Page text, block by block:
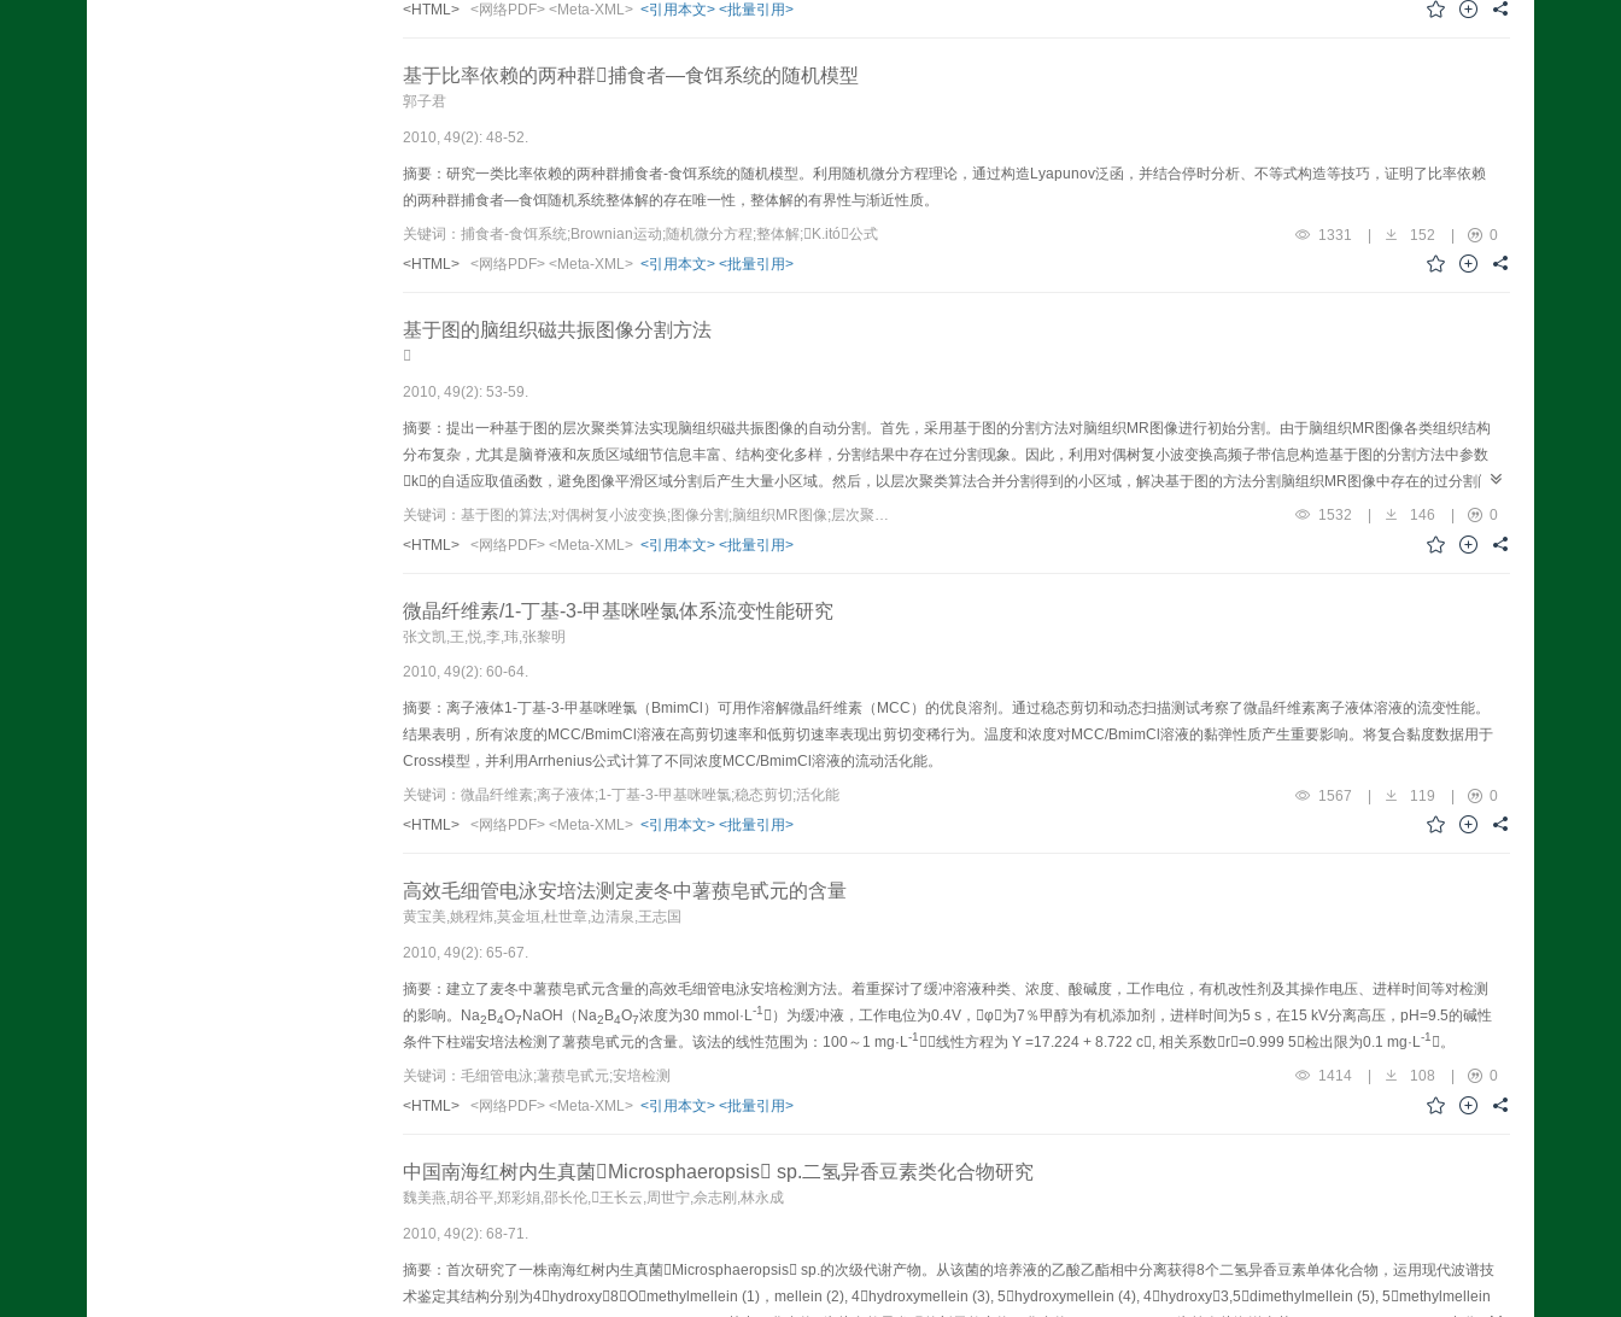
<HTML>
<网络PDF> <Meta-XML> <引用本文> <批量引用>
基于比率依赖的两种群捕食者—食饵系统的随机模型
郭子君
2010, 49(2): 48-52.
摘要：研究一类比率依赖的两种群捕食者-食饵系统的随机模型。利用随机微分方程理论，通过构造Lyapunov泛函，并结合停时分析、不等式构造等技巧，证明了比率依赖
的两种群捕食者—食饵随机系统整体解的存在唯一性，整体解的有界性与渐近性质。
关键词：捕食者-食饵系统;Brownian运动;随机微分方程;整体解;K.itó公式
1331 | 152 |
0
<HTML>
<网络PDF> <Meta-XML> <引用本文> <批量引用>
基于图的脑组织磁共振图像分割方法

2010, 49(2): 53-59.
摘要：提出一种基于图的层次聚类算法实现脑组织磁共振图像的自动分割。首先，采用基于图的分割方法对脑组织MR图像进行初始分割。由于脑组织MR图像各类组织结构
分布复杂，尤其是脑脊液和灰质区域细节信息丰富、结构变化多样，分割结果中存在过分割现象。因此，利用对偶树复小波变换高频子带信息构造基于图的分割方法中参数
k的自适应取值函数，避免图像平滑区域分割后产生大量小区域。然后，以层次聚类算法合并分割得到的小区域，解决基于图的方法分割脑组织MR图像中存在的过分割问
题。最后，通过大量真实脑组织MR图像实验证明该方法在脑组织MR图像分割中的准确性和稳定性。
1532 146
0
<HTML>
<网络PDF> <Meta-XML> <引用本文> <批量引用>
微晶纤维素/1-丁基-3-甲基咪唑氯体系流变性能研究
张文凯,王,悦,李,玮,张黎明
2010, 49(2): 60-64.
摘要：离子液体1-丁基-3-甲基咪唑氯（BmimCl）可用作溶解微晶纤维素（MCC）的优良溶剂。通过稳态剪切和动态扫描测试考察了微晶纤维素离子液体溶液的流变性能。
结果表明，所有浓度的MCC/BmimCl溶液在高剪切速率和低剪切速率表现出剪切变稀行为。温度和浓度对MCC/BmimCl溶液的黏弹性质产生重要影响。将复合黏度数据用于
Cross模型，并利用Arrhenius公式计算了不同浓度MCC/BmimCl溶液的流动活化能。
关键词：微晶纤维素;离子液体;1-丁基-3-甲基咪唑氯;稳态剪切;活化能
1567 | 119 |
0
<HTML>
<网络PDF> <Meta-XML> <引用本文> <批量引用>
高效毛细管电泳安培法测定麦冬中薯蓣皂甙元的含量
黄宝美,姚程炜,莫金垣,杜世章,边清泉,王志国
2010, 49(2): 65-67.
摘要：建立了麦冬中薯蓣皂甙元含量的高效毛细管电泳安培检测方法。着重探讨了缓冲溶液种类、浓度、酸碱度，工作电位，有机改性剂及其操作电压、进样时间等对检测
的影响。Na2 B4O7 NaOH（Na2 B4O7浓度为30 mmol·L-1 ）为缓冲液，工作电位为0.4V，φ为7％甲醇为有机添加剂，进样时间为5 s，在15 kV分离高压，pH=9.5的碱性
条件下柱端安培法检测了薯蓣皂甙元的含量。该法的线性范围为：100～1 mg·L-1 ，线性方程为 Y =17.224 + 8.722 c, 相关系数r=0.999 5，检出限为0.1 mg·L-1 。
关键词：毛细管电泳;薯蓣皂甙元;安培检测
1414 108
0
<HTML>
<网络PDF> <Meta-XML> <引用本文> <批量引用>
中国南海红树内生真菌Microsphaeropsis sp.二氢异香豆素类化合物研究
魏美燕,胡谷平,郑彩娟,邵长伦,王长云,周世宁,佘志刚,林永成
2010, 49(2): 68-71.
摘要：首次研究了一株南海红树内生真菌Microsphaeropsis sp.的次级代谢产物。从该菌的培养液的乙酸乙酯相中分离获得8个二氢异香豆素单体化合物，运用现代波谱技
术鉴定其结构分别为4hydroxy8Omethylmellein (1)，mellein (2), 4hydroxymellein (3), 5hydroxymellein (4), 4hydroxy3,5dimethylmellein (5), 5methylmellein